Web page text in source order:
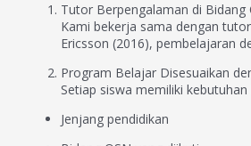
Tutor Berpengalaman di Bidang
Kami bekerja sama dengan
Ericsson (2016), pembelajaran
Program Belajar Disesuaikan
Setiap siswa memiliki
Jenjang pendidikan